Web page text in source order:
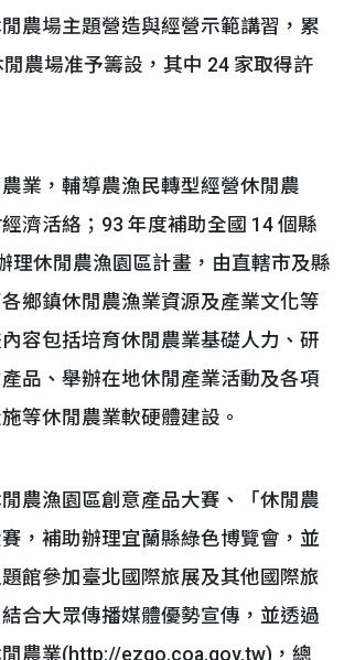
農場主題營造與經營示範講習，累
農場准予籌設，其中 24 家取得許
，輔導農漁民轉型經營休閒農
濟活絡；93 年度補助全國 14 個縣
理休閒農漁園區計畫，由直轄市及縣
鄉鎮休閒農漁業資源及產業文化等
容包括培育休閒農業基礎人力、研
品、舉辦在地休閒產業活動及各項
等休閒農業軟硬體建設。
漁園區創意產品大賽、「休閒農
，補助辦理宜蘭縣綠色博覽會，並
館參加臺北國際旅展及其他國際旅
合大眾傳播媒體優勢宣傳，並透過
農業(http://ezgo.coa.gov.tw)，總